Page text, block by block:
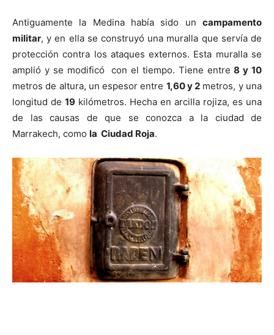
Antiguamente la Medina había sido un campamento
militar, y en ella se construyó una muralla que servía de
protección contra los ataques externos. Esta muralla se
amplió y se modificó con el tiempo. Tiene entre8 y 10
metros de altura, un espesor entre 1,60 y 2 metros, y una
longitud de 19 kilómetros. Hecha en arcilla rojiza, es una
de las causas de que se conozca a la ciudad de
Marrakech, como la Ciudad Roja.